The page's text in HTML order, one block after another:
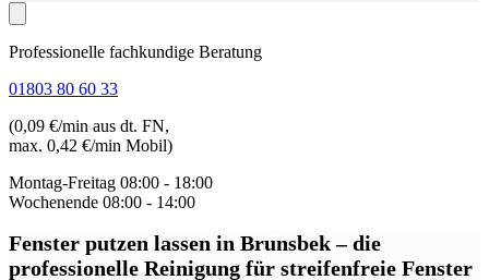
Professionelle fachkundige Beratung
01803 80 60 33
(0,09 €/min aus dt. FN,
max. 0,42 €/min Mobil)
Montag-Freitag 08:00 - 18:00
Wochenende 08:00 - 14:00
Fenster putzen lassen in Brunsbek– die
professionelle Reinigung für streifenfreie Fenster